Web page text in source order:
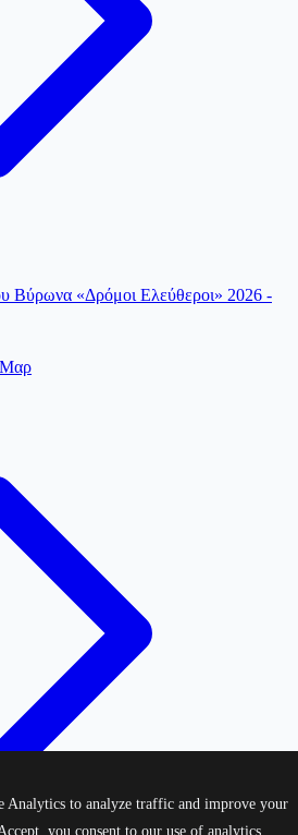
Βύρωνα «Δρόμοι Ελεύθεροι» 2026 -
Analytics to analyze traffic and improve your
you consent to our use of analytics